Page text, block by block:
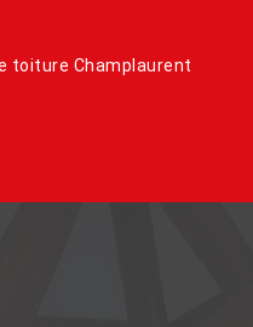
toiture Champlaurent